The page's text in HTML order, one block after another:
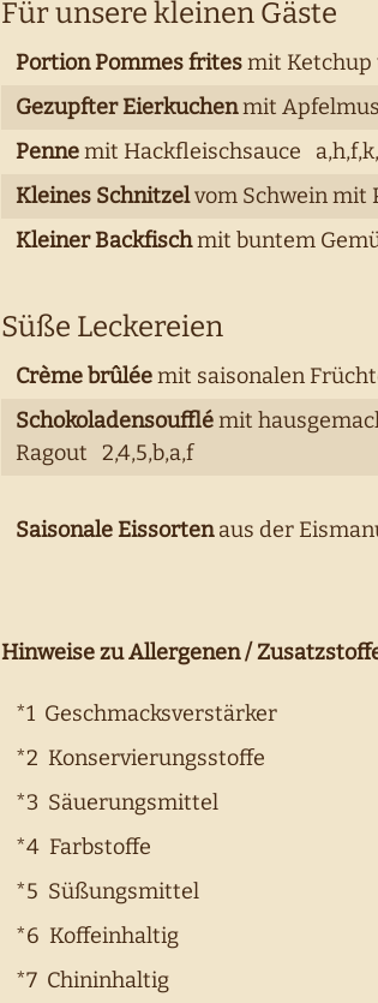
Für unsere kleinen Gäste
Portion Pommes fritesmit Ketchup
Gezupfter Eierkuchenmit
Pennemit Hackfleischsauce
Kleines Schnitzelvom Schwein mit
Kleiner Backfischmit buntem
Süße Leckereien
Crème brûléemit saisonalen
Schokoladensoufflémit
Ragout 2,4,5,b,a,f
Saisonale Eissortenaus der
Hinweise zu Allergenen /
*1 Geschmacksverstärker
*2 Konservierungsstoffe
*3 Säuerungsmittel
*4 Farbstoffe
*5 Süßungsmittel
*6 Koffeinhaltig
*7 Chininhaltig